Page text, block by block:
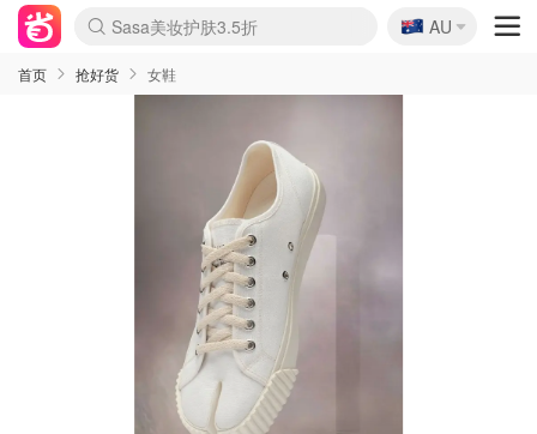
lululemon折扣上新
Sasa美妆护肤3.5折
SSENSE年中2.5折
FreshBeauty好价汇总
Cettire降价+叠9折
WWS Coles超市实拍
viagogo二手票捡漏
Myer超级周末
The Outnet奢牌1折起
David Jones 3折起
Flannels大牌1折
Perfumes Club护肤1折
AMIRO面罩$251
Amazon折扣汇总
eToro入金$200送$50
Amazon数码好物
ICONIC本周7.5折
ThedoubleF高奢地板价
Moose Knuckles 6折
丝芙兰5折起
EUFY摄像头$98
Selenichast首饰2折
Trip机票酒店促销
YSL送5件彩妆礼
Amazon家居好物
Amazon美妆护肤
雅漾大喷$8
过敏原检测盒$33
伊索独家赠50ml沐浴露
科颜氏高保湿面霜$29
SEALIFE海洋馆门票6折
丝塔芙大白罐$16
订阅Newsletter送香薰
Cult Beauty 6.8折
Harrods圣诞日历$525
LN-CC奢牌私促3折
d'Alba空姐喷雾$16
EVE LOM套装£56
Bernardelli独家4折
Adore Beauty 6折起
CT圣诞日历
Mytheresa奢品2.7折
Luxury Escapes 9折
Currentbody美容仪$881
MOON Garden Live
Roborock扫地机$649
Tingo Life水杯$24
Valentino官网5折
CR洗护套装$23
修丽可4件套$159
Myer彩妆2件7折
GANNI官网4.5折
Stylevana韩妆4折
Tessabit高奢8.5折
OGX洗发水$11
Amazon阿德莱德次日达
卡诗8.5折+赠礼
Philips Hue灯具8折
🇦🇺
AU
首页 抢好货 女鞋